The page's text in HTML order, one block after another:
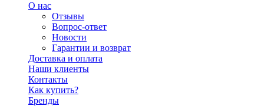
О нас
Отзывы
Вопрос-ответ
Новости
Гарантии и возврат
Доставка и оплата
Наши клиенты
Контакты
Как купить?
Бренды